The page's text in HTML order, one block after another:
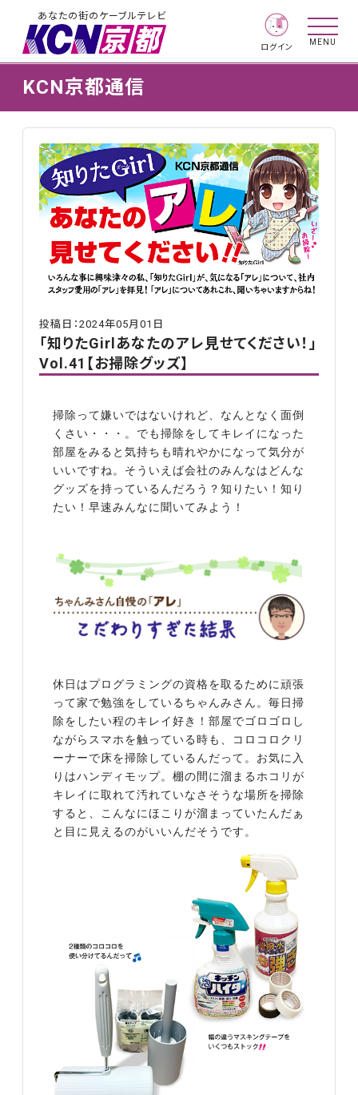
あなたの街のケーブルテレビ
ログイン
MENU
KCN京都通信
投稿日：2024年05月01日
「知りたGirlあなたのアレ見せてください！」
Vol.41【お掃除グッズ】
掃除って嫌いではないけれど、なんとなく面倒
くさい・・・。でも掃除をしてキレイになった
部屋をみると気持ちも晴れやかになって気分が
いいですね。そういえば会社のみんなはどんな
グッズを持っているんだろう？知りたい！知り
たい！早速みんなに聞いてみよう！
休日はプログラミングの資格を取るために頑張
って家で勉強をしているちゃんみさん。毎日掃
除をしたい程のキレイ好き！部屋でゴロゴロし
ながらスマホを触っている時も、コロコロクリ
ーナーで床を掃除しているんだって。お気に入
りはハンディモップ。棚の間に溜まるホコリが
キレイに取れて汚れていなさそうな場所を掃除
すると、こんなにほこりが溜まっていたんだぁ
と目に見えるのがいいんだそうです。